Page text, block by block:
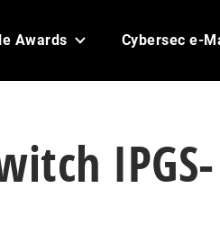
Awards Cybersec e-
IPGS-